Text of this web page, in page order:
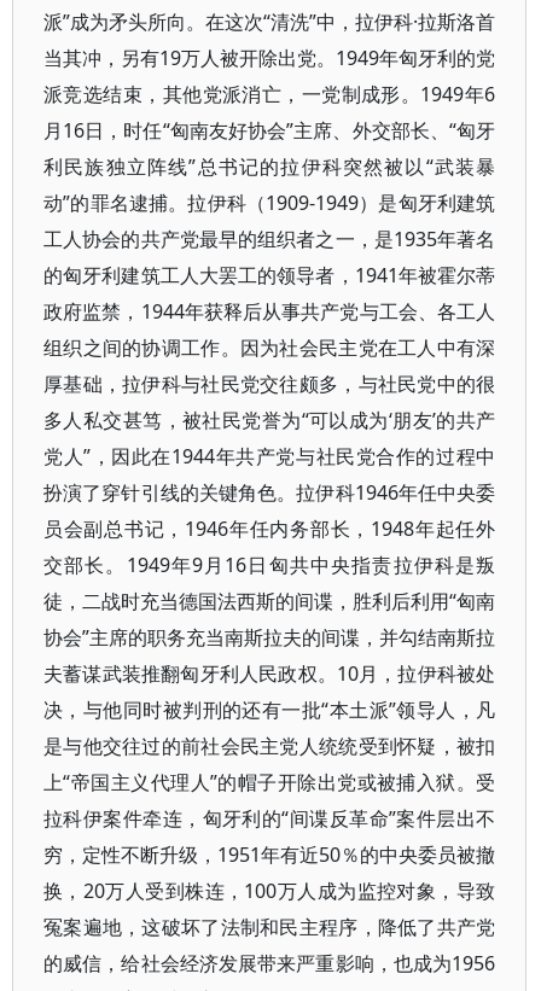
派”成为矛头所向。在这次“清洗”中，拉伊科·拉斯洛首
当其冲，另有19万人被开除出党。1949年匈牙利的党
派竞选结束，其他党派消亡，一党制成形。1949年6
月16日，时任“匈南友好协会”主席、外交部长、“匈牙
利民族独立阵线”总书记的拉伊科突然被以“武装暴
动”的罪名逮捕。拉伊科（1909-1949）是匈牙利建筑
工人协会的共产党最早的组织者之一，是1935年著名
的匈牙利建筑工人大罢工的领导者，1941年被霍尔蒂
政府监禁，1944年获释后从事共产党与工会、各工人
组织之间的协调工作。因为社会民主党在工人中有深
厚基础，拉伊科与社民党交往颇多，与社民党中的很
多人私交甚笃，被社民党誉为“可以成为‘朋友’的共产
党人”，因此在1944年共产党与社民党合作的过程中
扮演了穿针引线的关键角色。拉伊科1946年任中央委
员会副总书记，1946年任内务部长，1948年起任外
交部长。1949年9月16日匈共中央指责拉伊科是叛
徒，二战时充当德国法西斯的间谍，胜利后利用“匈南
协会”主席的职务充当南斯拉夫的间谍，并勾结南斯拉
夫蓄谋武装推翻匈牙利人民政权。10月，拉伊科被处
决，与他同时被判刑的还有一批“本土派”领导人，凡
是与他交往过的前社会民主党人统统受到怀疑，被扣
上“帝国主义代理人”的帽子开除出党或被捕入狱。受
拉科伊案件牵连，匈牙利的“间谍反革命”案件层出不
穷，定性不断升级，1951年有近50％的中央委员被撤
换，20万人受到株连，100万人成为监控对象，导致
冤案遍地，这破坏了法制和民主程序，降低了共产党
的威信，给社会经济发展带来严重影响，也成为1956